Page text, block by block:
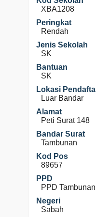
XBA1208
Peringkat
Rendah
Jenis Sekolah
SK
Bantuan
SK
Lokasi
Luar Bandar
Alamat
Peti Surat 148
Bandar Surat
Tambunan
Kod Pos
89657
PPD
PPD Tambunan
Negeri
Sabah